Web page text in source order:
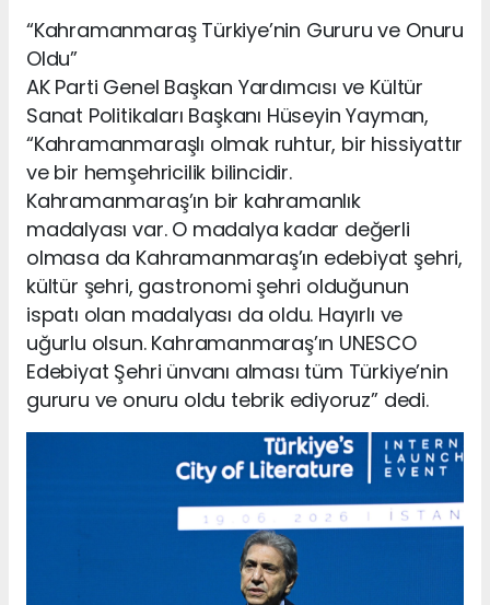
“Kahramanmaraş Türkiye’nin Gururu ve Onuru
Oldu”
AK Parti Genel Başkan Yardımcısı ve Kültür
Sanat Politikaları Başkanı Hüseyin Yayman,
“Kahramanmaraşlı olmak ruhtur, bir hissiyattır
ve bir hemşehricilik bilincidir.
Kahramanmaraş’ın bir kahramanlık
madalyası var. O madalya kadar değerli
olmasa da Kahramanmaraş’ın edebiyat şehri,
kültür şehri, gastronomi şehri olduğunun
ispatı olan madalyası da oldu. Hayırlı ve
uğurlu olsun. Kahramanmaraş’ın UNESCO
Edebiyat Şehri ünvanı alması tüm Türkiye’nin
gururu ve onuru oldu tebrik ediyoruz” dedi.